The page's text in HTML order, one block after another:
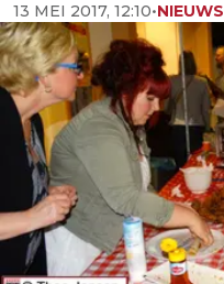
13 MEI 2017, 12:10•NIEUWS